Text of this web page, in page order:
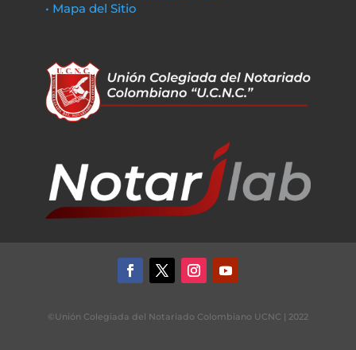
• Mapa del Sitio
©Unión Colegiada del Notariado Colombiano UCNC | 2022